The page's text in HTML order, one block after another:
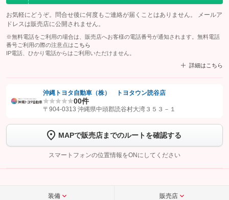
お気軽にどうぞ。問合せ後に何度もご連絡が届くことはありません。 メールア
ドレスは販売店に公開されません。
※無料電話をご利用の場合は、販売店へお客様の電話番号が通知されます。無料電話
番号ご利用の際の注意点は こちら
IP電話、ひかり電話からはご利用いただけません。
詳細はこちら
認証画面でグーネットを友だち追加してから「許可する」ボタンを押
トーク画面で
ボタンをタップして問い合わせを
完了してください。
こちら
沖縄トヨタ自動車（株） トヨタウン読谷店
00件
〒904-0313 沖縄県中頭郡読谷村大湾３５３－１
MAPで販売店までのルートを確認する
スマートフォンの位置情報をONにしてください
装備 販売店